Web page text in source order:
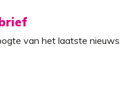
van het laatste nieuws